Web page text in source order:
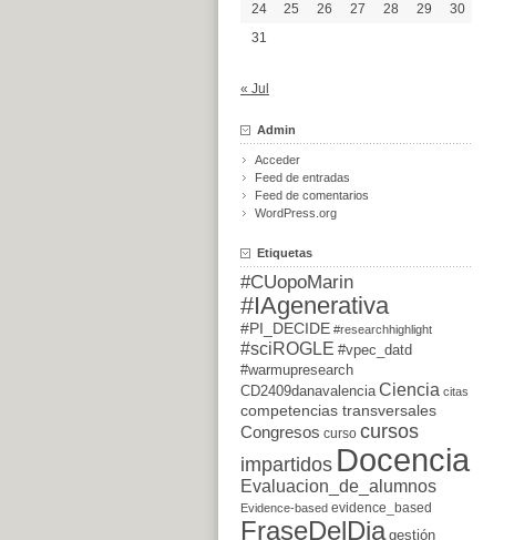
24
25 26 27 28 29
30
31
« Jul
Admin
Acceder
Feed de entradas
Feed de comentarios
WordPress.org
Etiquetas
#CUopoMarin
#IAgenerativa
#PI_DECIDE #researchhighlight
#sciROGLE #vpec_datd
#warmupresearch
CD2409danavalencia Ciencia citas
competencias transversales
Congresos curso cursos
impartidos Docencia
Evaluacion_de_alumnos
Evidence-based evidence_based
FraseDelDia gestión